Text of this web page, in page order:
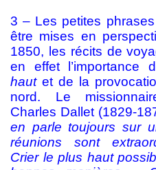
3 – Les petites
être mises en
1850, les récits de
en effet l’importance
haut et de la
nord. Le
Charles Dallet (1829-
en parle toujours sur
réunions sont
Crier le plus haut